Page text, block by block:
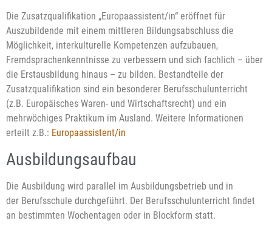
Die Zusatzqualifikation „Europaassistent/in“ eröffnet für
Auszubildende mit einem mittleren Bildungsabschluss die
Möglichkeit, interkulturelle Kompetenzen aufzubauen,
Fremdsprachenkenntnisse zu verbessern und sich fachlich – über
die Erstausbildung hinaus – zu bilden. Bestandteile der
Zusatzqualifikation sind ein besonderer Berufsschulunterricht
(z.B. Europäisches Waren- und Wirtschaftsrecht) und ein
mehrwöchiges Praktikum im Ausland. Weitere Informationen
erteilt z.B.: Europaassistent/in
Ausbildungsaufbau
Die Ausbildung wird parallel im Ausbildungsbetrieb und in
der Berufsschule durchgeführt. Der Berufsschulunterricht findet
an bestimmten Wochentagen oder in Blockform statt.